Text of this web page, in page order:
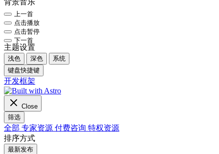
背景音乐
上一首
点击播放
点击暂停
下一首
主题设置
浅色 深色
系统
键盘快捷键
开发框架
Close
筛选
全部 专家资源 付费咨询 特权资源
排序方式
最新发布